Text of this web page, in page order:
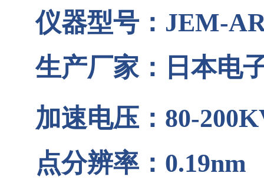
仪器型号： JEM-
生产厂家：日本电
加速电压： 80-
点分辨率： 0.19nm